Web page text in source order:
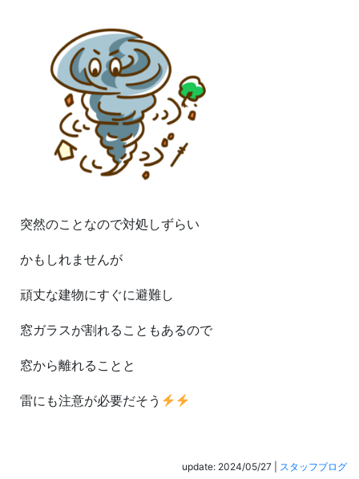
突然のことなので対処しずらい
かもしれませんが
頑丈な建物にすぐに避難し
窓ガラスが割れることもあるので
窓から離れることと
雷にも注意が必要だそう
update: 2024/05/27 スタッフブログ